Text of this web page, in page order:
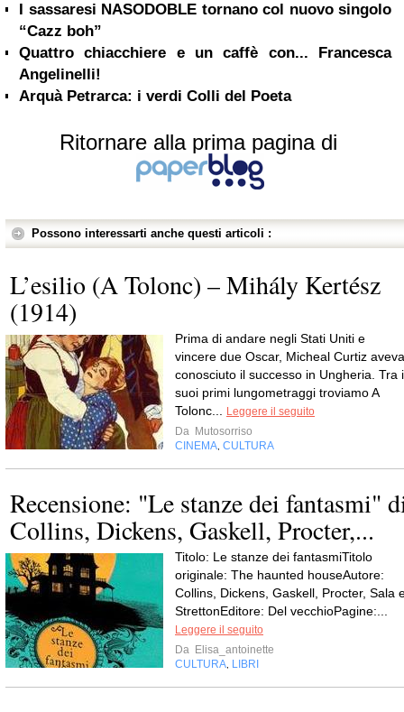
I sassaresi NASODOBLE tornano col nuovo singolo
“Cazz boh”
Quattro chiacchiere e un caffè con... Francesca
Angelinelli!
Arquà Petrarca: i verdi Colli del Poeta
Ritornare alla prima pagina di
Possono interessarti anche questi articoli :
L’esilio (A Tolonc) – Mihály Kertész
(1914)
Prima di andare negli Stati Uniti e
vincere due Oscar, Micheal Curtiz aveva
conosciuto il successo in Ungheria. Tra i
suoi primi lungometraggi troviamo A
Tolonc...
Leggere il seguito
Da Mutosorriso
CINEMA CULTURA
Recensione: "Le stanze dei fantasmi"
Collins, Dickens, Gaskell, Procter,...
Titolo: Le stanze dei fantasmiTitolo
originale: The haunted houseAutore:
Collins, Dickens, Gaskell, Procter, Sala
StrettonEditore: Del vecchioPagine:...
Leggere il seguito
Da Elisa_antoinette
CULTURA LIBRI